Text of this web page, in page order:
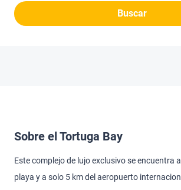
Buscar
Sobre el Tortuga Bay
Este complejo de lujo exclusivo se encuentra
playa y a solo 5 km del aeropuerto